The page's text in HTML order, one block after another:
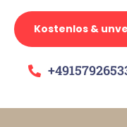
Kostenlos &